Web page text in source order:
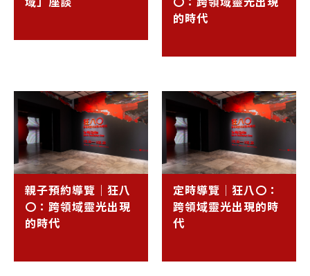
的時代
親子預約導覽｜狂八
〇：跨領域靈光出現
的時代
定時導覽│狂八〇：
跨領域靈光出現的時
代